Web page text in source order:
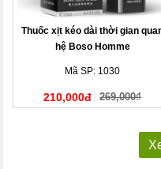
Thuốc xịt kéo dài thời gian
hệ Boso Homme
Mã SP: 1030
210,000đ 269,000₫